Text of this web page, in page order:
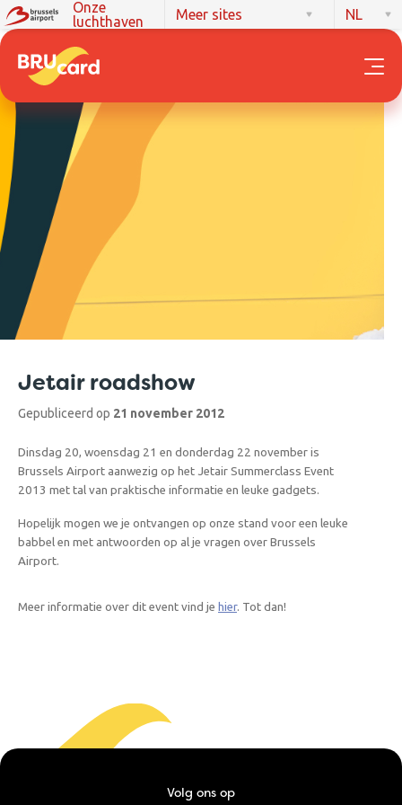
Onze
luchthaven
Meer sites NL
Jetair roadshow
Gepubliceerd op 21 november 2012
Dinsdag 20, woensdag 21 en donderdag 22 november is
Brussels Airport aanwezig op het Jetair Summerclass Event
2013 met tal van praktische informatie en leuke gadgets.
Hopelijk mogen we je ontvangen op onze stand voor een leuke
babbel en met antwoorden op al je vragen over Brussels
Airport.
Meer informatie over dit event vind je hier. Tot dan!
Volg ons op